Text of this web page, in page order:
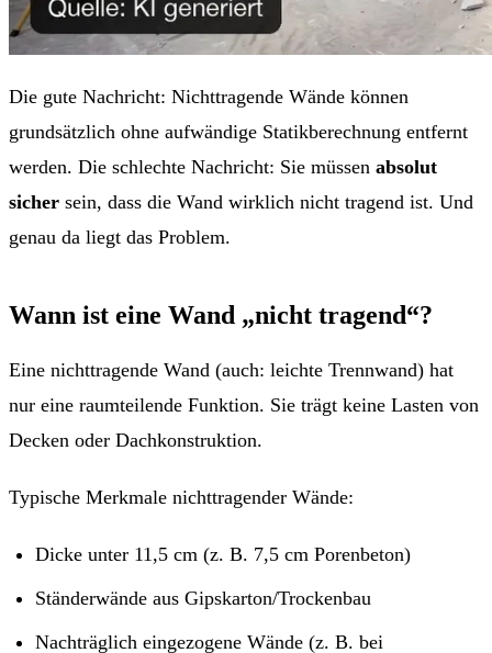
Die gute Nachricht: Nichttragende Wände können
grundsätzlich ohne aufwändige Statikberechnung entfernt
werden. Die schlechte Nachricht: Sie müssen absolut
sicher sein, dass die Wand wirklich nicht tragend ist. Und
genau da liegt das Problem.
Wann ist eine Wand „nicht tragend“?
Eine nichttragende Wand (auch: leichte Trennwand) hat
nur eine raumteilende Funktion. Sie trägt keine Lasten von
Decken oder Dachkonstruktion.
Typische Merkmale nichttragender Wände:
Dicke unter 11,5 cm (z. B. 7,5 cm Porenbeton)
Ständerwände aus Gipskarton/Trockenbau
Nachträglich eingezogene Wände (z. B. bei